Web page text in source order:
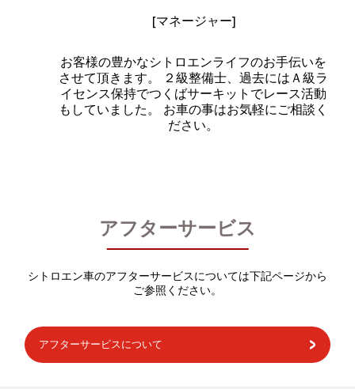
[マネージャー]
お客様の豊かなシトロエンライフのお手伝いを
させて頂きます。 ２級整備士、過去にはＡ級ラ
イセンス保持でつくばサーキットでレース活動
もしていました。 お車の事はお気軽にご相談く
ださい。
アフターサービス
シトロエン車のアフターサービスについては下記ページから
ご参照ください。
アフターサービスについて